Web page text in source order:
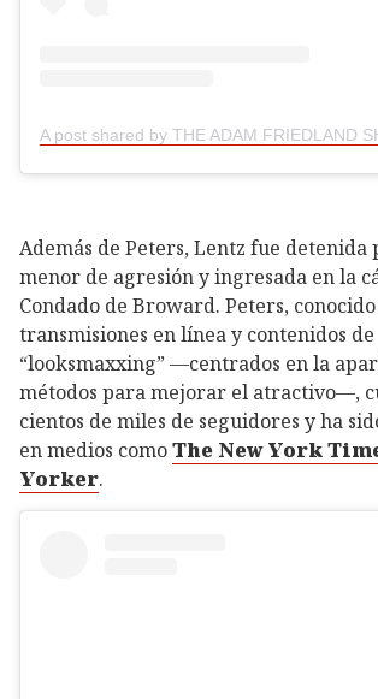
Además de Peters, Lentz fue detenida
menor de agresión y ingresada en la
Condado de Broward. Peters,
transmisiones en línea y contenidos de
“looksmaxxing” —centrados en la
métodos para mejorar el atractivo—,
cientos de miles de seguidores y ha
en medios comoThe New York
Yorker.